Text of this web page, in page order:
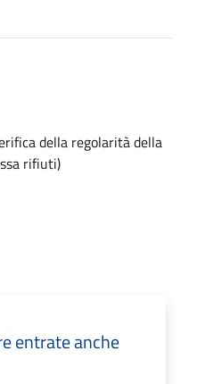
della regolarità della
rifiuti)
entrate anche